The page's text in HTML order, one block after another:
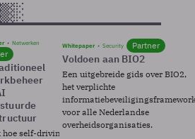
Netwerken
self-driving
Whitepaper Security Partner
Voldoen aan BIO2
Een uitgebreide gids over BIO2,
het verplichte
voor alle Nederlandse
overheidsorganisaties.